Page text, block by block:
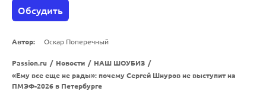
Обсудить
Автор: Оскар Поперечный
Passion.ru / Новости / НАШ ШОУБИЗ /
«Ему все еще не рады»: почему Сергей Шнуров не выступит на
ПМЭФ-2026 в Петербурге